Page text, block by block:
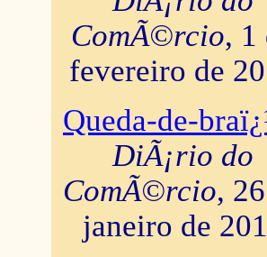
ComÃ©rcio, 1
fevereiro de
Queda-de-
DiÃ¡rio do
ComÃ©rcio,
janeiro de